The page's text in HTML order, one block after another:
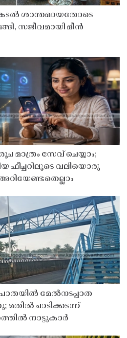
കടൽ ശാന്തമായതോടെ
സജീവമായി മീൻ
മാത്രം സേവ് ചെയ്യാം;
വലിയൊരു
മേൽനടപ്പാത
ചാടിക്കടന്ന്
നാട്ടുകാർ